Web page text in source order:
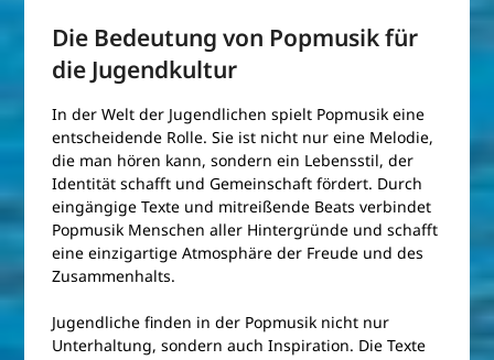
Die Bedeutung von Popmusik für
die Jugendkultur
In der Welt der Jugendlichen spielt Popmusik eine
entscheidende Rolle. Sie ist nicht nur eine Melodie,
die man hören kann, sondern ein Lebensstil, der
Identität schafft und Gemeinschaft fördert. Durch
eingängige Texte und mitreißende Beats verbindet
Popmusik Menschen aller Hintergründe und schafft
eine einzigartige Atmosphäre der Freude und des
Zusammenhalts.
Jugendliche finden in der Popmusik nicht nur
Unterhaltung, sondern auch Inspiration. Die Texte